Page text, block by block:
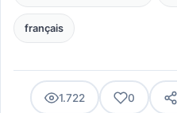
français
1.722 0